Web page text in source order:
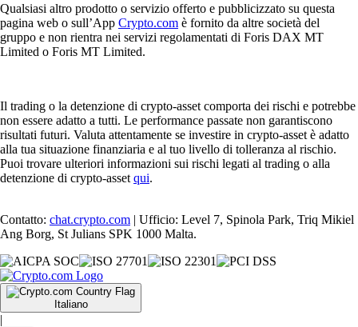
Qualsiasi altro prodotto o servizio offerto e pubblicizzato su questa
pagina web o sull’App Crypto.com è fornito da altre società del
gruppo e non rientra nei servizi regolamentati di Foris DAX MT
Limited o Foris MT Limited.
Il trading o la detenzione di crypto-asset comporta dei rischi e potrebbe
non essere adatto a tutti. Le performance passate non garantiscono
risultati futuri. Valuta attentamente se investire in crypto-asset è adatto
alla tua situazione finanziaria e al tuo livello di tolleranza al rischio.
Puoi trovare ulteriori informazioni sui rischi legati al trading o alla
detenzione di crypto-asset qui.
Contatto: chat.crypto.com | Ufficio: Level 7, Spinola Park, Triq Mikiel
Ang Borg, St Julians SPK 1000 Malta.
Italiano
|